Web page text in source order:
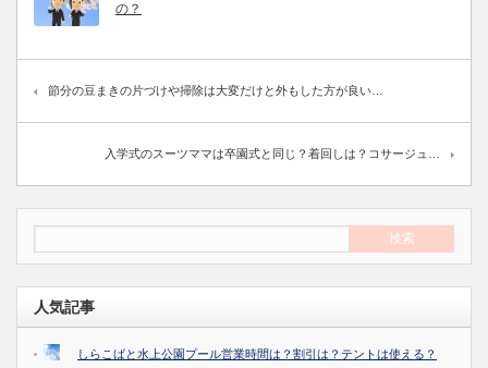
の？
節分の豆まきの片づけや掃除は大変だけと外もした方が良い…
入学式のスーツママは卒園式と同じ？着回しは？コサージュ…
人気記事
しらこばと水上公園プール営業時間は？割引は？テントは使える？